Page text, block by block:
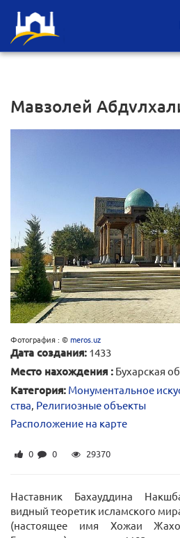
Мавзолей
Фотография : ©meros.uz
Дата создания: 1433
Место нахождения : Бухарская
Категория: Монументальное
ства Религиозные объекты
Расположение на карте
0 0 29370
Наставник Бахауддина
видный теоретик исламского
(настоящее имя Хожаи